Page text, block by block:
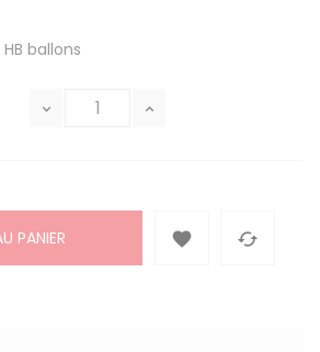
ballons
PANIER  